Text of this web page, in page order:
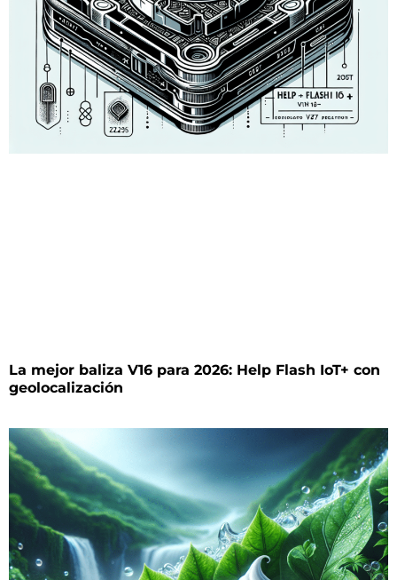
La mejor baliza V16 para 2026: Help Flash IoT+ con
geolocalización